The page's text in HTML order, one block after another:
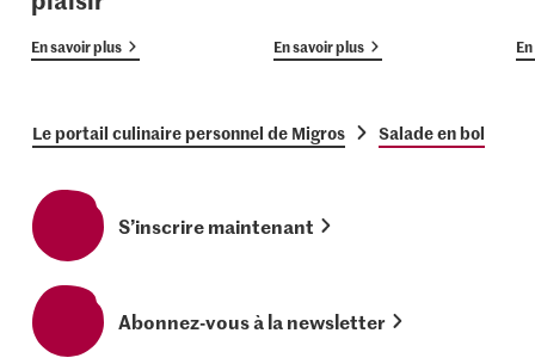
En savoir plus En savoir plus
Le portail culinaire personnel de Migros Salade en bol
S’inscrire maintenant
Abonnez-vous à la newsletter